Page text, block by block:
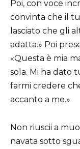
Poi, con voce
convinta che il
lasciato che gli
adatta.» Poi
«Questa è mia
sola. Mi ha dato
farmi credere
accanto a me.»
Non riuscii a
navata sotto